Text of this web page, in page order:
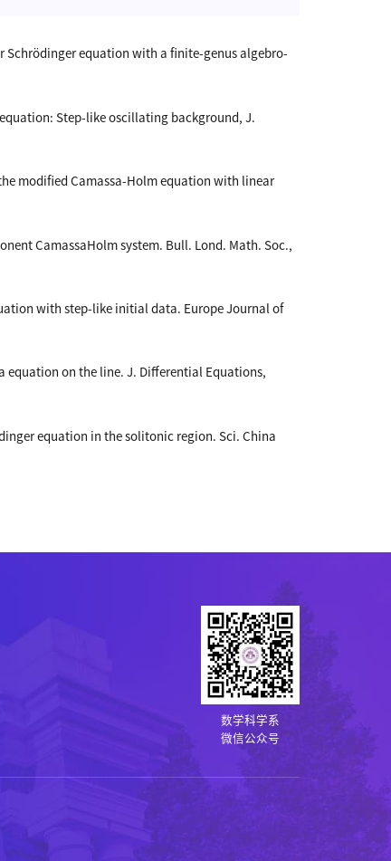
Schrödinger equation with a finite-genus algebro-
Step-like oscillating background, J.
modified Camassa-Holm equation with linear
CamassaHolm system. Bull. Lond. Math. Soc.,
with step-like initial data. Europe Journal of
equation on the line. J. Differential Equations,
equation in the solitonic region. Sci. China
数学科学系
微信公众号